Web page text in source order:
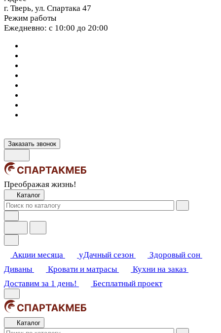
г. Тверь, ул. Спартака 47
Режим работы
Ежедневно: с 10:00 до 20:00
Заказать звонок
Преображая жизнь!
Каталог
Акции месяца уДачный сезон
Здоровый сон
Диваны
Кровати и матрасы
Кухни на заказ
Доставим за 1 день!
Бесплатный проект
Каталог